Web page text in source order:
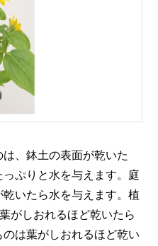
、鉢土の表面が乾いた
ぷりと水を与えます。庭
いたら水を与えます。植
がしおれるほど乾いたら
は葉がしおれるほど乾い